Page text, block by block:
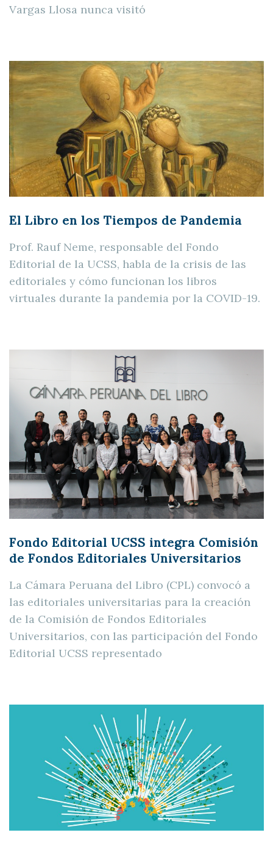
Vargas Llosa nunca visitó
El Libro en los Tiempos de Pandemia
Prof. Rauf Neme, responsable del Fondo
Editorial de la UCSS, habla de la crisis de las
editoriales y cómo funcionan los libros
virtuales durante la pandemia por la COVID-19.
Fondo Editorial UCSS integra Comisión
de Fondos Editoriales Universitarios
La Cámara Peruana del Libro (CPL) convocó a
las editoriales universitarias para la creación
de la Comisión de Fondos Editoriales
Universitarios, con las participación del Fondo
Editorial UCSS representado